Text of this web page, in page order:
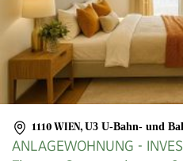
1110 WIEN, U3 U-Bahn- und Bahnhof
ANLAGEWOHNUNG -